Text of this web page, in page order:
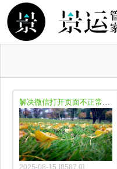
解决微信打开页面不正常的问题
2025-08-15 [8587,0]